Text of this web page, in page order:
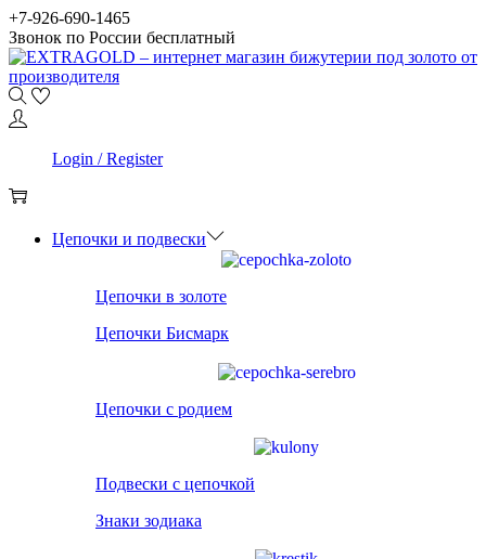
Skip
to
navigation
Skip
to
content
+7-926-690-1465
Звонок по России бесплатный
Login / Register
Цепочки и подвески
Цепочки в золоте
Цепочки Бисмарк
Цепочки с родием
Подвески с цепочкой
Знаки зодиака